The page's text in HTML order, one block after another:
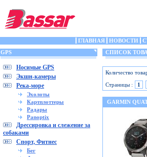
ГЛАВНАЯ НОВОСТИ
GPS
Носимые GPS
Экшн-камеры
Река-море
Эхолоты
Картплоттеры
Радары
Panoptix
Дрессировка и слежение за
собаками
Спорт, Фитнес
Бег
СПИСОК
Количество
Страницы :
1
GARMIN